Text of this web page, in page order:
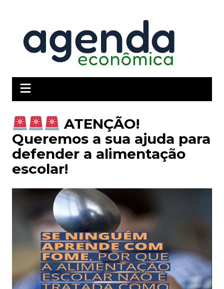
conteúdo
ATENÇÃO!
Queremos a sua ajuda para
defender a alimentação
escolar!